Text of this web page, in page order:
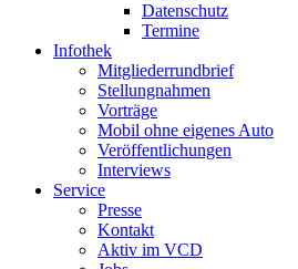
Datenschutz
Termine
Infothek
Mitgliederrundbrief
Stellungnahmen
Vorträge
Mobil ohne eigenes Auto
Veröffentlichungen
Interviews
Service
Presse
Kontakt
Aktiv im VCD